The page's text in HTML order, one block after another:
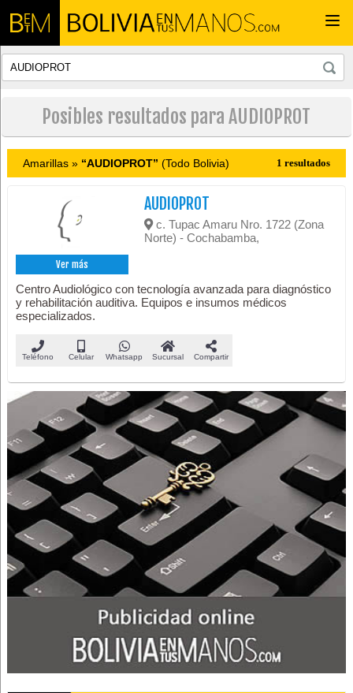
Posibles resultados para AUDIOPROT
Amarillas » “AUDIOPROT” (Todo Bolivia) 1 resultados
Ver más
AUDIOPROT
c. Tupac Amaru Nro. 1722 (Zona
Norte) - Cochabamba,
Centro Audiológico con tecnología avanzada para diagnóstico
y rehabilitación auditiva. Equipos e insumos médicos
especializados.
Teléfono Celular Whatsapp Sucursal Compartir